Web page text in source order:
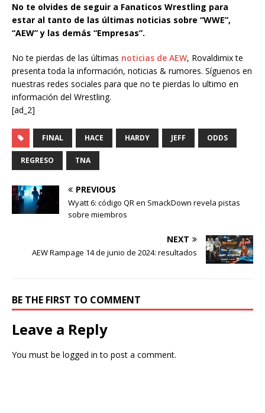
No te olvides de seguir a Fanaticos Wrestling para
estar al tanto de las últimas noticias sobre “WWE”,
“AEW” y las demás “Empresas”.
No te pierdas de las últimas noticias de AEW, Rovaldimix te
presenta toda la información, noticias & rumores. Síguenos en
nuestras redes sociales para que no te pierdas lo ultimo en
información del Wrestling.
[ad_2]
FINAL HACE HARDY JEFF ODDS
REGRESO TNA
PREVIOUS
Wyatt 6: código QR en SmackDown revela pistas
sobre miembros
NEXT
AEW Rampage 14 de junio de 2024: resultados
BE THE FIRST TO COMMENT
Leave a Reply
You must be logged in to post a comment.